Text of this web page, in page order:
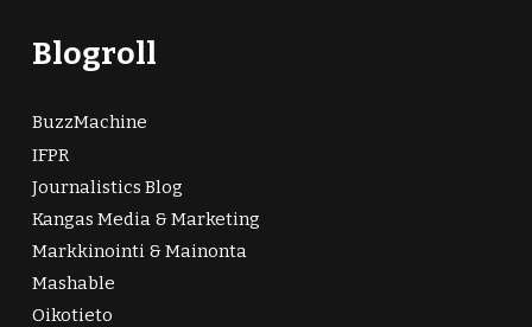
Blogroll
BuzzMachine
IFPR
Journalistics Blog
Kangas Media & Marketing
Markkinointi & Mainonta
Mashable
Oikotieto